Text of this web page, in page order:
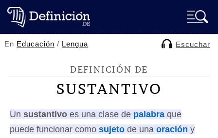
En Educación / Lengua Escuchar
DEFINICIÓN DE
SUSTANTIVO
Un sustantivo es una clase de palabra que
puede funcionar como sujeto de una oración y